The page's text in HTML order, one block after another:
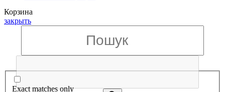
Корзина
закрыть
Exact matches only